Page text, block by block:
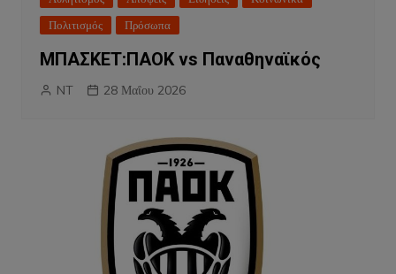
Πολιτισμός
Πρόσωπα
ΜΠΑΣΚΕΤ:ΠΑΟΚ vs Παναθηναϊκός
NT 28 Μαΐου 2026